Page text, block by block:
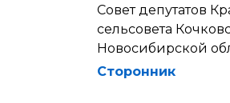
Совет депутатов
сельсовета
Новосибирской
Сторонник